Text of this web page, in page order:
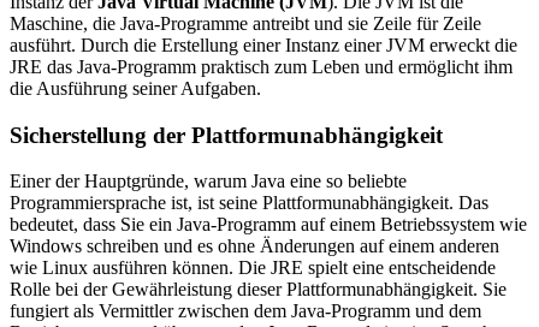
Maschine, die Java-Programme antreibt und sie Zeile für Zeile
ausführt. Durch die Erstellung einer Instanz einer JVM erweckt die
JRE das Java-Programm praktisch zum Leben und ermöglicht ihm
die Ausführung seiner Aufgaben.
Sicherstellung der Plattformunabhängigkeit
Einer der Hauptgründe, warum Java eine so beliebte
Programmiersprache ist, ist seine Plattformunabhängigkeit. Das
bedeutet, dass Sie ein Java-Programm auf einem Betriebssystem wie
Windows schreiben und es ohne Änderungen auf einem anderen
wie Linux ausführen können. Die JRE spielt eine entscheidende
Rolle bei der Gewährleistung dieser Plattformunabhängigkeit. Sie
fungiert als Vermittler zwischen dem Java-Programm und dem